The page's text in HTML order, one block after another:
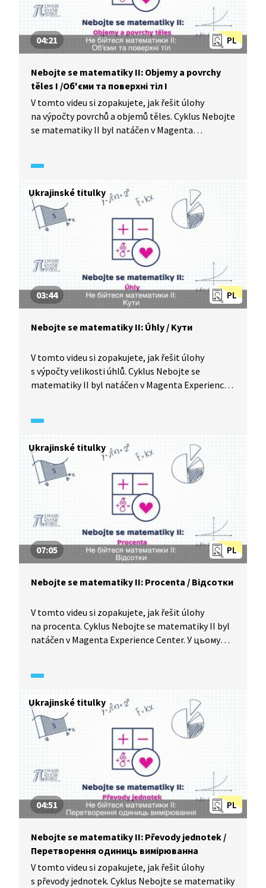
PL
04:21
Nebojte se matematiky II: Objemy a povrchy
těles I /Oб'єми та поверхнi тiл I
V tomto videu si zopakujete, jak řešit úlohy
na výpočty povrchů a objemů těles. Cyklus Nebojte
se matematiky II byl natáčen v Magenta
займатися з нами. У цьому аркуші програми «Не
рахувати об’єми та поверхні тіл і на відео ви
можете побачити, як це зробити, якщо ви
в чомусь не впевнені.
Ukrajinské titulky
PL
03:44
Nebojte se matematiky II: Úhly / Kути
V tomto videu si zopakujete, jak řešit úlohy
s výpočty velikosti úhlů. Cyklus Nebojte se
matematiky II byl natáčen v Magenta Experience
математики» знімали у Magenta Experience
Ukrajinské titulky
PL
07:05
Nebojte se matematiky II: Procenta / Вiдсотки
V tomto videu si zopakujete, jak řešit úlohy
na procenta. Cyklus Nebojte se matematiky II byl
natáčen v Magenta Experience Center. У цьому
знімали у Magenta Experience Center.
Ukrajinské titulky
PL
04:51
Nebojte se matematiky II: Převody jednotek /
Перетворення одиниць вимiрюванна
V tomto videu si zopakujete, jak řešit úlohy
s převody jednotek. Cyklus Nebojte se matematiky